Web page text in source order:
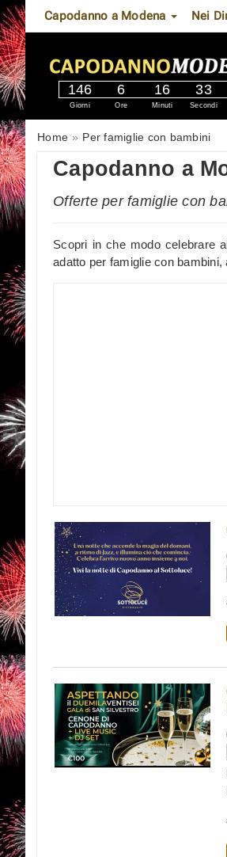
Capodanno a Modena Nei
146
Giorni
6
Ore
16
Minuti
32
Secondi
Home Per famiglie con bambini
Capodanno a
Offerte per famiglie con
Scopri in che modo celebrare
adatto per famiglie con